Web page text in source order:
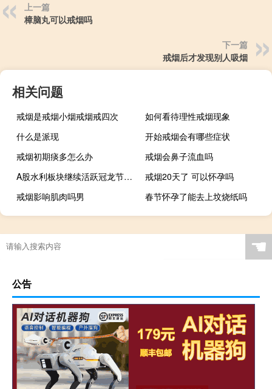
上一篇
樟脑丸可以戒烟吗
下一篇
戒烟后才发现别人吸烟
相关问题
戒烟是戒烟小烟戒烟戒四次
如何看待理性戒烟现象
什么是派现
开始戒烟会有哪些症状
戒烟初期痰多怎么办
戒烟会鼻子流血吗
A股水利板块继续活跃冠龙节能、巴安水务20CM一字涨停龙洲股份、龙泉股份、国统股份、青龙管业、顺控发展一字涨停
戒烟20天了 可以怀孕吗
戒烟影响肌肉吗男
春节怀孕了能去上坟烧纸吗
☚
公告